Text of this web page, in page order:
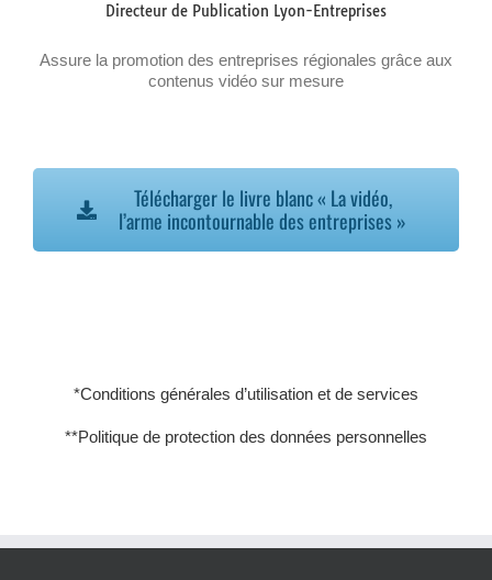
Directeur de Publication Lyon-Entreprises
Assure la promotion des entreprises régionales grâce aux
contenus vidéo sur mesure
Télécharger le livre blanc « La vidéo,
l’arme incontournable des entreprises »
*Conditions générales d’utilisation et de services
**Politique de protection des données personnelles